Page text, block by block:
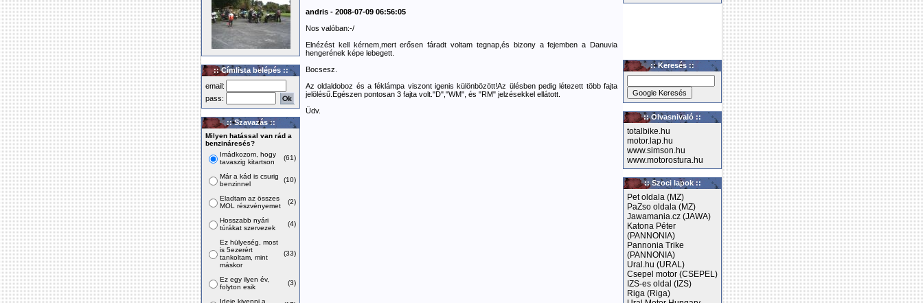
:: Címlista belépés ::
email:
pass:
:: Szavazás ::
Milyen hatással van rád a
benzináresés?
Imádkozom, hogy
tavaszig kitartson
(61)
Már a kád is csurig
benzinnel
(10)
Eladtam az összes
MOL részvényemet
(2)
Hosszabb nyári
túrákat szervezek
(4)
Ez hülyeség, most
is 5ezerért
tankoltam, mint
máskor
(33)
Ez egy ilyen év,
folyton esik
(3)
Ideje kivenni a
andris - 2008-07-09 06:56:05
Nos valóban:-/
Elnézést kell kérnem,mert erősen fáradt voltam tegnap,és bizony a fejemben a Danuvia
hengerének képe lebegett.
Bocsesz.
Az oldaldoboz és a féklámpa viszont igenis különbözött!Az ülésben pedig létezett több fajta
jelölésű.Egészen pontosan 3 fajta volt."D","WM", és "RM" jelzésekkel ellátott.
Üdv.
:: Keresés ::
:: Olvasnivaló ::
totalbike.hu
motor.lap.hu
www.simson.hu
www.motorostura.hu
:: Szoci lapok ::
Pet oldala (MZ)
PaZso oldala (MZ)
Jawamania.cz (JAWA)
Katona Péter
(PANNONIA)
Pannonia Trike
(PANNONIA)
Ural.hu (URAL)
Csepel motor (CSEPEL)
IZS-es oldal (IZS)
Riga (Riga)